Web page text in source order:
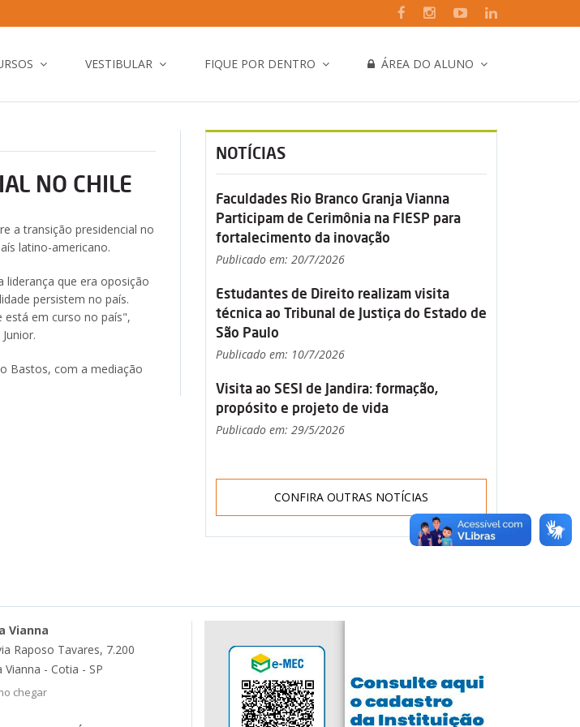
VESTIBULAR FIQUE POR DENTRO ÁREA DO ALUNO
NO CHILE
a transição presidencial no
latino-americano.
liderança que era oposição
persistem no país.
em curso no país",
Bastos, com a mediação
NOTÍCIAS
Faculdades Rio Branco Granja Vianna
Participam de Cerimônia na FIESP para
fortalecimento da inovação
Publicado em: 20/7/2026
Estudantes de Direito realizam visita
técnica ao Tribunal de Justiça do Estado de
São Paulo
Publicado em: 10/7/2026
Visita ao SESI de Jandira: formação,
propósito e projeto de vida
Publicado em: 29/5/2026
CONFIRA OUTRAS NOTÍCIAS
Vianna
Raposo Tavares, 7.200
Vianna - Cotia - SP
chegar